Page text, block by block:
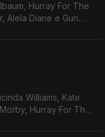
Hurray For The
Alela Diane e Gun
Williams, Kate
Hurray For The